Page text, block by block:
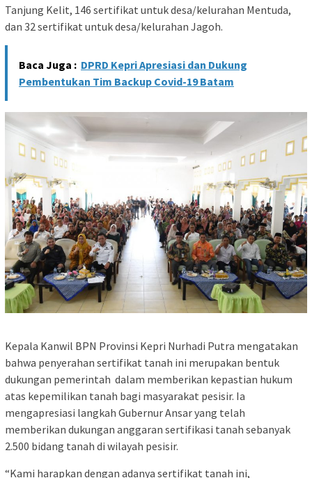
Tanjung Kelit, 146 sertifikat untuk desa/kelurahan Mentuda,
dan 32 sertifikat untuk desa/kelurahan Jagoh.
Baca Juga : DPRD Kepri Apresiasi dan Dukung
Pembentukan Tim Backup Covid-19 Batam
Kepala Kanwil BPN Provinsi Kepri Nurhadi Putra mengatakan
bahwa penyerahan sertifikat tanah ini merupakan bentuk
dukungan pemerintah dalam memberikan kepastian hukum
atas kepemilikan tanah bagi masyarakat pesisir. Ia
mengapresiasi langkah Gubernur Ansar yang telah
memberikan dukungan anggaran sertifikasi tanah sebanyak
2.500 bidang tanah di wilayah pesisir.
“Kami harapkan dengan adanya sertifikat tanah ini,